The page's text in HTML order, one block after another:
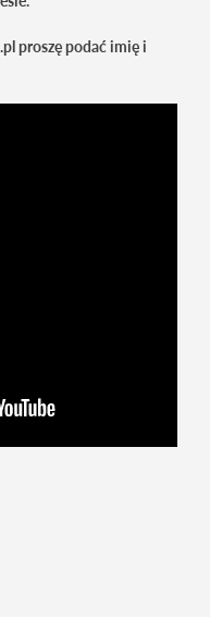
proszę podać imię i